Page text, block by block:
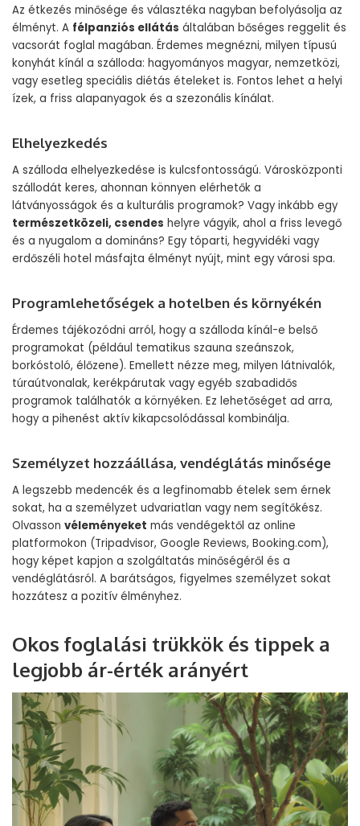
Az étkezés minősége és választéka nagyban befolyásolja az
élményt. A félpanziós ellátás általában bőséges reggelit és
vacsorát foglal magában. Érdemes megnézni, milyen típusú
konyhát kínál a szálloda: hagyományos magyar, nemzetközi,
vagy esetleg speciális diétás ételeket is. Fontos lehet a helyi
ízek, a friss alapanyagok és a szezonális kínálat.
Elhelyezkedés
A szálloda elhelyezkedése is kulcsfontosságú. Városközponti
szállodát keres, ahonnan könnyen elérhetők a
látványosságok és a kulturális programok? Vagy inkább egy
természetközeli, csendes helyre vágyik, ahol a friss levegő
és a nyugalom a domináns? Egy tóparti, hegyvidéki vagy
erdőszéli hotel másfajta élményt nyújt, mint egy városi spa.
Programlehetőségek a hotelben és környékén
Érdemes tájékozódni arról, hogy a szálloda kínál-e belső
programokat (például tematikus szauna szeánszok,
borkóstoló, élőzene). Emellett nézze meg, milyen látnivalók,
túraútvonalak, kerékpárutak vagy egyéb szabadidős
programok találhatók a környéken. Ez lehetőséget ad arra,
hogy a pihenést aktív kikapcsolódással kombinálja.
Személyzet hozzáállása, vendéglátás minősége
A legszebb medencék és a legfinomabb ételek sem érnek
sokat, ha a személyzet udvariatlan vagy nem segítőkész.
Olvasson véleményeket más vendégektől az online
platformokon (Tripadvisor, Google Reviews, Booking.com),
hogy képet kapjon a szolgáltatás minőségéről és a
vendéglátásról. A barátságos, figyelmes személyzet sokat
hozzátesz a pozitív élményhez.
Okos foglalási trükkök és tippek a
legjobb ár-érték arányért